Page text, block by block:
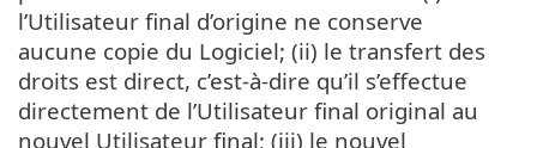
l’Utilisateur final d’origine ne conserve
aucune copie du Logiciel; (ii) le transfert des
droits est direct, c’est-à-dire qu’il s’effectue
directement de l’Utilisateur final original au
nouvel Utilisateur final; (iii) le nouvel